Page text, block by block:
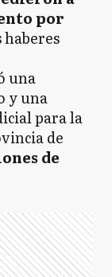
por
haberes
una
y una
para la
de
de